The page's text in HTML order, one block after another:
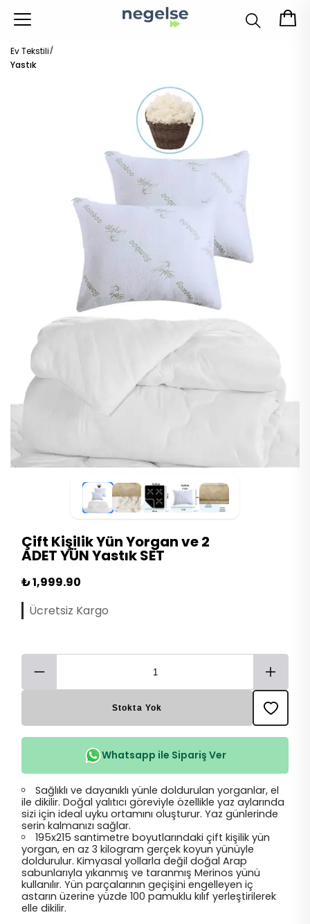
Ev Tekstili
Yastık
Çift Kişilik Yün Yorgan ve 2
ADET YÜN Yastık SET
₺ 1,999.90
Ücretsiz Kargo
Stokta Yok
Whatsapp ile Sipariş Ver
Sağlıklı ve dayanıklı yünle doldurulan yorganlar, el
ile dikilir. Doğal yalıtıcı göreviyle özellikle yaz aylarında
sizi için ideal uyku ortamını oluşturur. Yaz günlerinde
serin kalmanızı sağlar.
195x215 santimetre boyutlarındaki çift kişilik yün
yorgan, en az 3 kilogram gerçek koyun yünüyle
doldurulur. Kimyasal yollarla değil doğal Arap
sabunlarıyla yıkanmış ve taranmış Merinos yünü
kullanılır. Yün parçalarının geçişini engelleyen iç
astarın üzerine yüzde 100 pamuklu kılıf yerleştirilerek
elle dikilir.